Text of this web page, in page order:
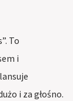
To
i
i za głośno.